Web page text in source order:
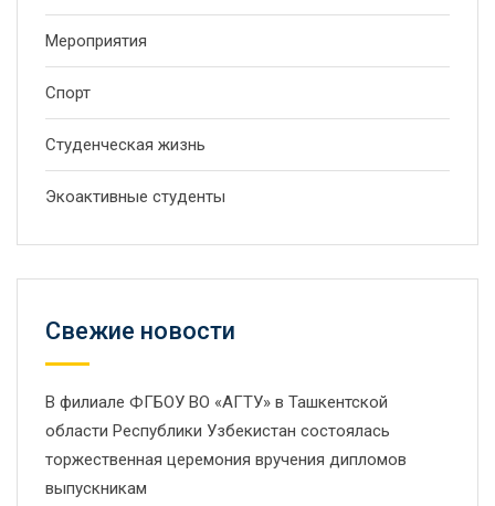
Мероприятия
Спорт
Студенческая жизнь
Экоактивные студенты
Свежие новости
В филиале ФГБОУ ВО «АГТУ» в Ташкентской
области Республики Узбекистан состоялась
торжественная церемония вручения дипломов
выпускникам